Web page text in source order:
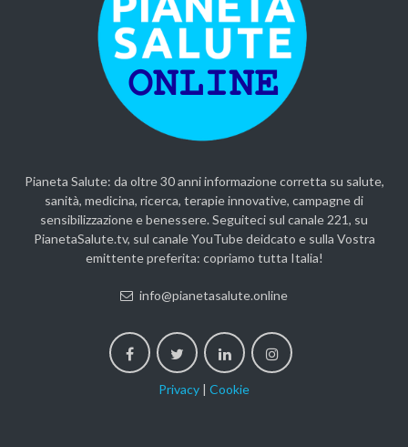
Pianeta Salute: da oltre 30 anni informazione corretta su salute,
sanità, medicina, ricerca, terapie innovative, campagne di
sensibilizzazione e benessere. Seguiteci sul canale 221, su
PianetaSalute.tv, sul canale YouTube deidcato e sulla Vostra
emittente preferita: copriamo tutta Italia!
info@pianetasalute.online
Privacy | Cookie